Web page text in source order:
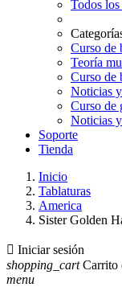
Todos
Curso de
Teoría
Curso de
Noticias
Curso de
Noticias
Soporte
Tienda
Inicio
Tablaturas
America
Sister Golden
 Iniciar sesión
shopping_cart Carrito
menu